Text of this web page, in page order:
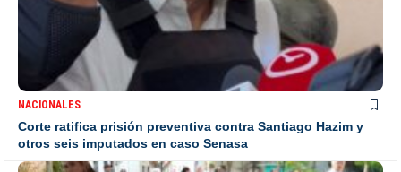
NACIONALES
Corte ratifica prisión preventiva contra Santiago Hazim y
otros seis imputados en caso Senasa